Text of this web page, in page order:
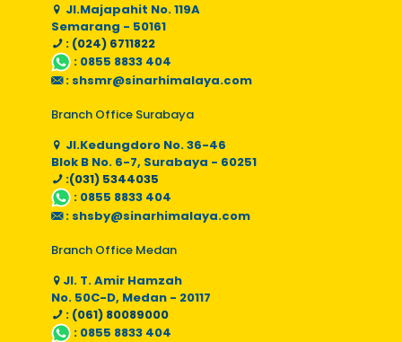
Jl.Majapahit No. 119A
Semarang - 50161
: (024) 6711822
: 0855 8833 404
: shsmr@sinarhimalaya.com
Branch Office Surabaya
Jl.Kedungdoro No. 36-46
Blok B No. 6-7, Surabaya - 60251
:(031) 5344035
: 0855 8833 404
: shsby@sinarhimalaya.com
Branch Office Medan
Jl. T. Amir Hamzah
No. 50C-D, Medan - 20117
: (061) 80089000
: 0855 8833 404